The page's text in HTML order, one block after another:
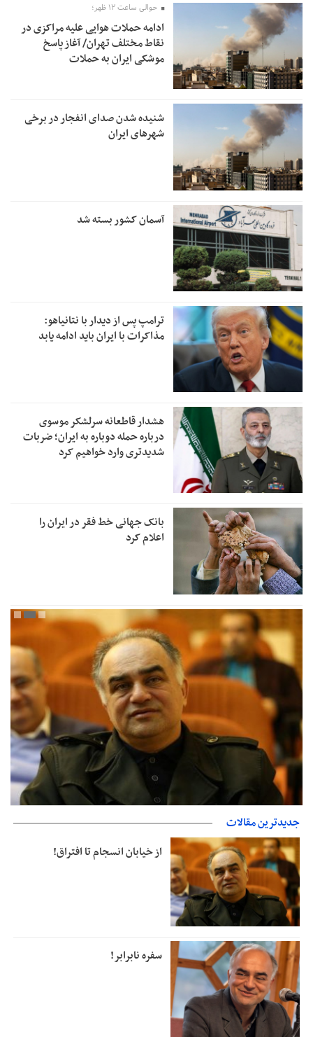
حوالی ساعت ۱۲ ظهر؛
ادامه حملات هوایی علیه مراکزی در
نقاط مختلف تهران/ آغاز پاسخ
موشکی ایران به حملات
شنیده شدن صدای انفجار در برخی
شهرهای ایران
آسمان کشور بسته شد
ترامپ پس از دیدار با نتانیاهو:
مذاکرات با ایران باید ادامه یابد
هشدار قاطعانه سرلشکر موسوی
درباره حمله دوباره به ایران؛ ضربات
شدیدتری وارد خواهیم کرد
بانک جهانی خط فقر در ایران را
اعلام کرد
جزئیات فعال‌سازی «کیف پول ایران» اعلام شد
جدیدترین مقالات
از خیابان انسجام تا افتراق!
سفره نابرابر!